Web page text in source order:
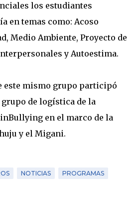
los estudiantes
en temas como: Acoso
Medio Ambiente, Proyecto de
y Autoestima.
este mismo grupo participó
de logística de la
en el marco de la
y el Migani.
NOTICIAS PROGRAMAS